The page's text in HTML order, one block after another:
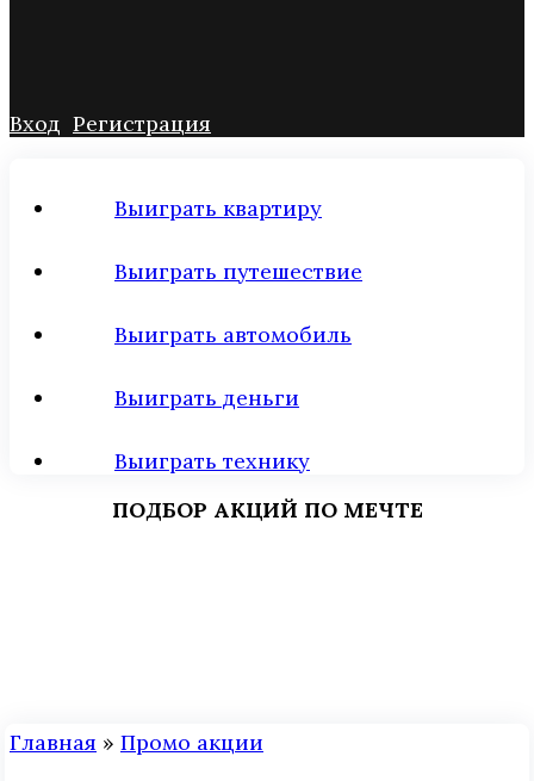
Вход Регистрация
Выиграть квартиру
Выиграть путешествие
Выиграть автомобиль
Выиграть деньги
Выиграть технику
ПОДБОР АКЦИЙ ПО МЕЧТЕ
Главная » Промо акции